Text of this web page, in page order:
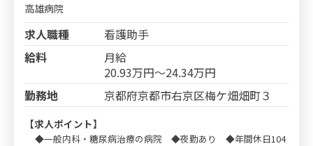
高雄病院
求人職種
看護助手
給料
月給
20.93万円～24.34万円
勤務地
京都府京都市右京区梅ケ畑畑町３
【求人ポイント】
◆一般内科・糖尿病治療の病院 ◆夜勤あり ◆年間休日104